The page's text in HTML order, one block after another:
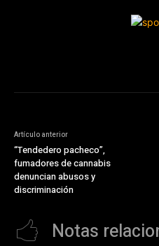
Artículo anterior
“Tendedero pacheco”,
fumadores de cannabis
denuncian abusos y
discriminación
Notas